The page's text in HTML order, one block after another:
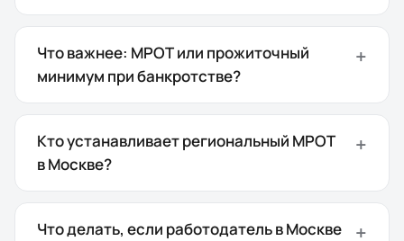
Что важнее: МРОТ или прожиточный
минимум при банкротстве?
Кто устанавливает региональный МРОТ
в Москве?
Что делать, если работодатель в Москве